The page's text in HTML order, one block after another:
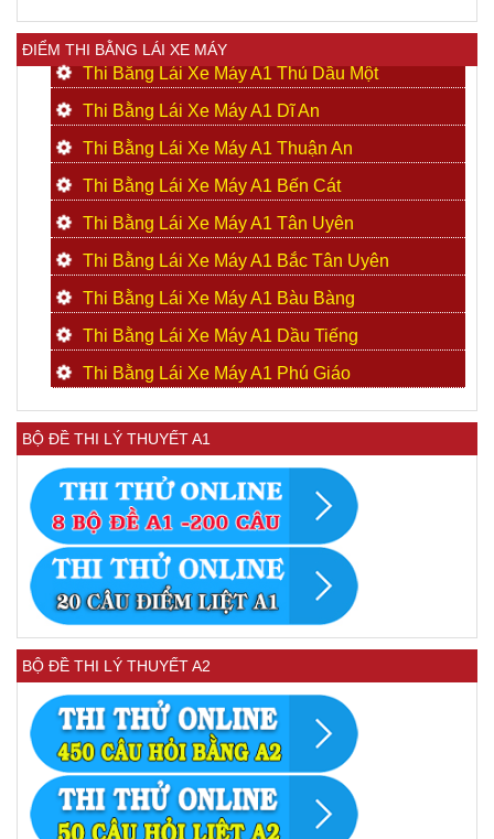
ĐIỂM THI BẰNG LÁI XE MÁY
Thi Bằng Lái Xe Máy A1 Thủ Dầu Một
Thi Bằng Lái Xe Máy A1 Dĩ An
Thi Bằng Lái Xe Máy A1 Thuận An
Thi Bằng Lái Xe Máy A1 Bến Cát
Thi Bằng Lái Xe Máy A1 Tân Uyên
Thi Bằng Lái Xe Máy A1 Bắc Tân Uyên
Thi Bằng Lái Xe Máy A1 Bàu Bàng
Thi Bằng Lái Xe Máy A1 Dầu Tiếng
Thi Bằng Lái Xe Máy A1 Phú Giáo
BỘ ĐỀ THI LÝ THUYẾT A1
BỘ ĐỀ THI LÝ THUYẾT A2